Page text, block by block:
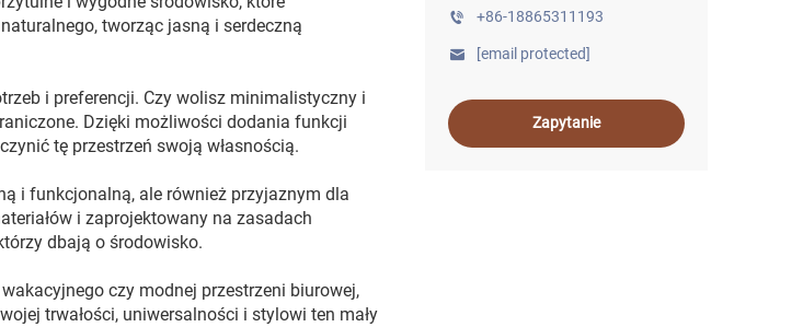
+86-18865311193
[email protected]
Zapytanie
tworząc jasną i serdeczną
i preferencji. Czy wolisz minimalistyczny i
Dzięki możliwości dodania funkcji
tę przestrzeń swoją własnością.
i funkcjonalną, ale również przyjaznym dla
i zaprojektowany na zasadach
dbają o środowisko.
czy modnej przestrzeni biurowej,
trwałości, uniwersalności i stylowi ten mały